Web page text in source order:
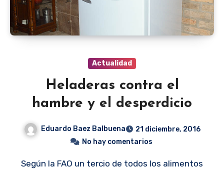
Actualidad
Heladeras contra el
hambre y el desperdicio
Eduardo Baez Balbuena
21 diciembre, 2016
No hay comentarios
Según la FAO un tercio de todos los alimentos